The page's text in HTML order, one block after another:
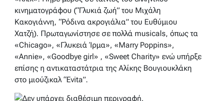
κινηματογράφου (“Γλυκιά ζωή” του Μιχάλη
Κακογιάννη, “Ρόδινα ακρογιάλια” του Ευθύμιου
Χατζή). Πρωταγωνίστησε σε πολλά musicals, όπως τα
«Chicago», «Γλυκειά Ίρμα», «Marry Poppins»,
«Annie», «Goodbye girl» , «Sweet Charity» ενώ υπήρξε
επίσης η αντικαταστάτρια της Αλίκης Βουγιουκλάκη
στο μιούζικαλ “Εvita”.